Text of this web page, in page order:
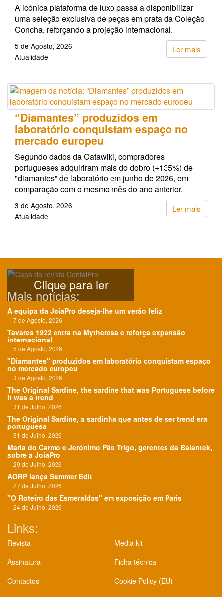
A icónica plataforma de luxo passa a disponibilizar
uma seleção exclusiva de peças em prata da Coleção
Concha, reforçando a projeção internacional.
Ler mais
5 de Agosto, 2026
Atualidade
“Diamantes” produzidos em
laboratório conquistam espaço no
mercado europeu
Segundo dados da Catawiki, compradores
portugueses adquiriram mais do dobro (+135%) de
"diamantes" de laboratório em junho de 2026, em
comparação com o mesmo mês do ano anterior.
Ler mais
3 de Agosto, 2026
Atualidade
Clique para ler
Mais notícias:
A equipa da JoiaPro deseja-lhe um verão feliz
7 de Agosto, 2026
Tavares 1922 entra na Mytheresa e reforça expansão
internacional
5 de Agosto, 2026
"Diamantes" produzidos em laboratório conquistam espaço
no mercado europeu
3 de Agosto, 2026
The Original Sardine, the sardine that was Portuguese before
it was a trend
31 de Julho, 2026
The Original Sardine, a sardinha que antes de ser trend era
portuguesa
31 de Julho, 2026
Maria do Carmo e Jerónimo Pão Trigo, gerentes da Balantek,
sobre a JoiaPro
29 de Julho, 2026
AORP lança Summer Edit
27 de Julho, 2026
"O Roteiro das Esmeraldas" em exposição em Paris
24 de Julho, 2026
Links:
Revista
Assinatura
Contactos
Media kit
Ficha técnica
Cookie Policy (EU)